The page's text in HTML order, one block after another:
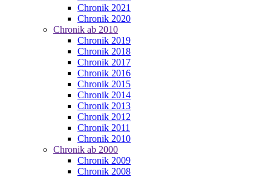
Chronik 2021
Chronik 2020
Chronik ab 2010
Chronik 2019
Chronik 2018
Chronik 2017
Chronik 2016
Chronik 2015
Chronik 2014
Chronik 2013
Chronik 2012
Chronik 2011
Chronik 2010
Chronik ab 2000
Chronik 2009
Chronik 2008